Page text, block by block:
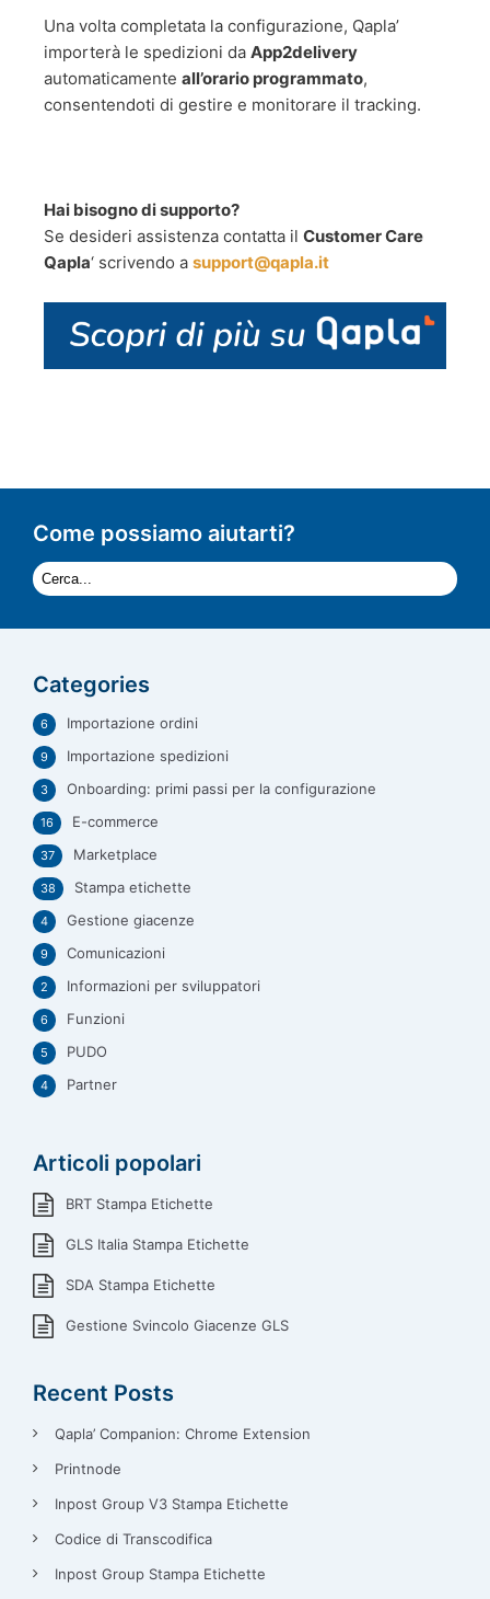
Una volta completata la configurazione, Qapla’
importerà le spedizioni da App2delivery
automaticamente all’orario programmato,
consentendoti di gestire e monitorare il tracking.
Hai bisogno di supporto?
Se desideri assistenza contatta il Customer Care
Qapla‘ scrivendo a support@qapla.it
Come possiamo aiutarti?
Categories
Importazione ordini
6
Importazione spedizioni
9
Onboarding: primi passi per la configurazione
3
E-commerce
16
Marketplace
37
Stampa etichette
38
Gestione giacenze
4
Comunicazioni
9
Informazioni per sviluppatori
2
Funzioni
6
PUDO
5
Partner
4
Articoli popolari
BRT Stampa Etichette
GLS Italia Stampa Etichette
SDA Stampa Etichette
Gestione Svincolo Giacenze GLS
Recent Posts
Qapla’ Companion: Chrome Extension
Printnode
Inpost Group V3 Stampa Etichette
Codice di Transcodifica
Inpost Group Stampa Etichette